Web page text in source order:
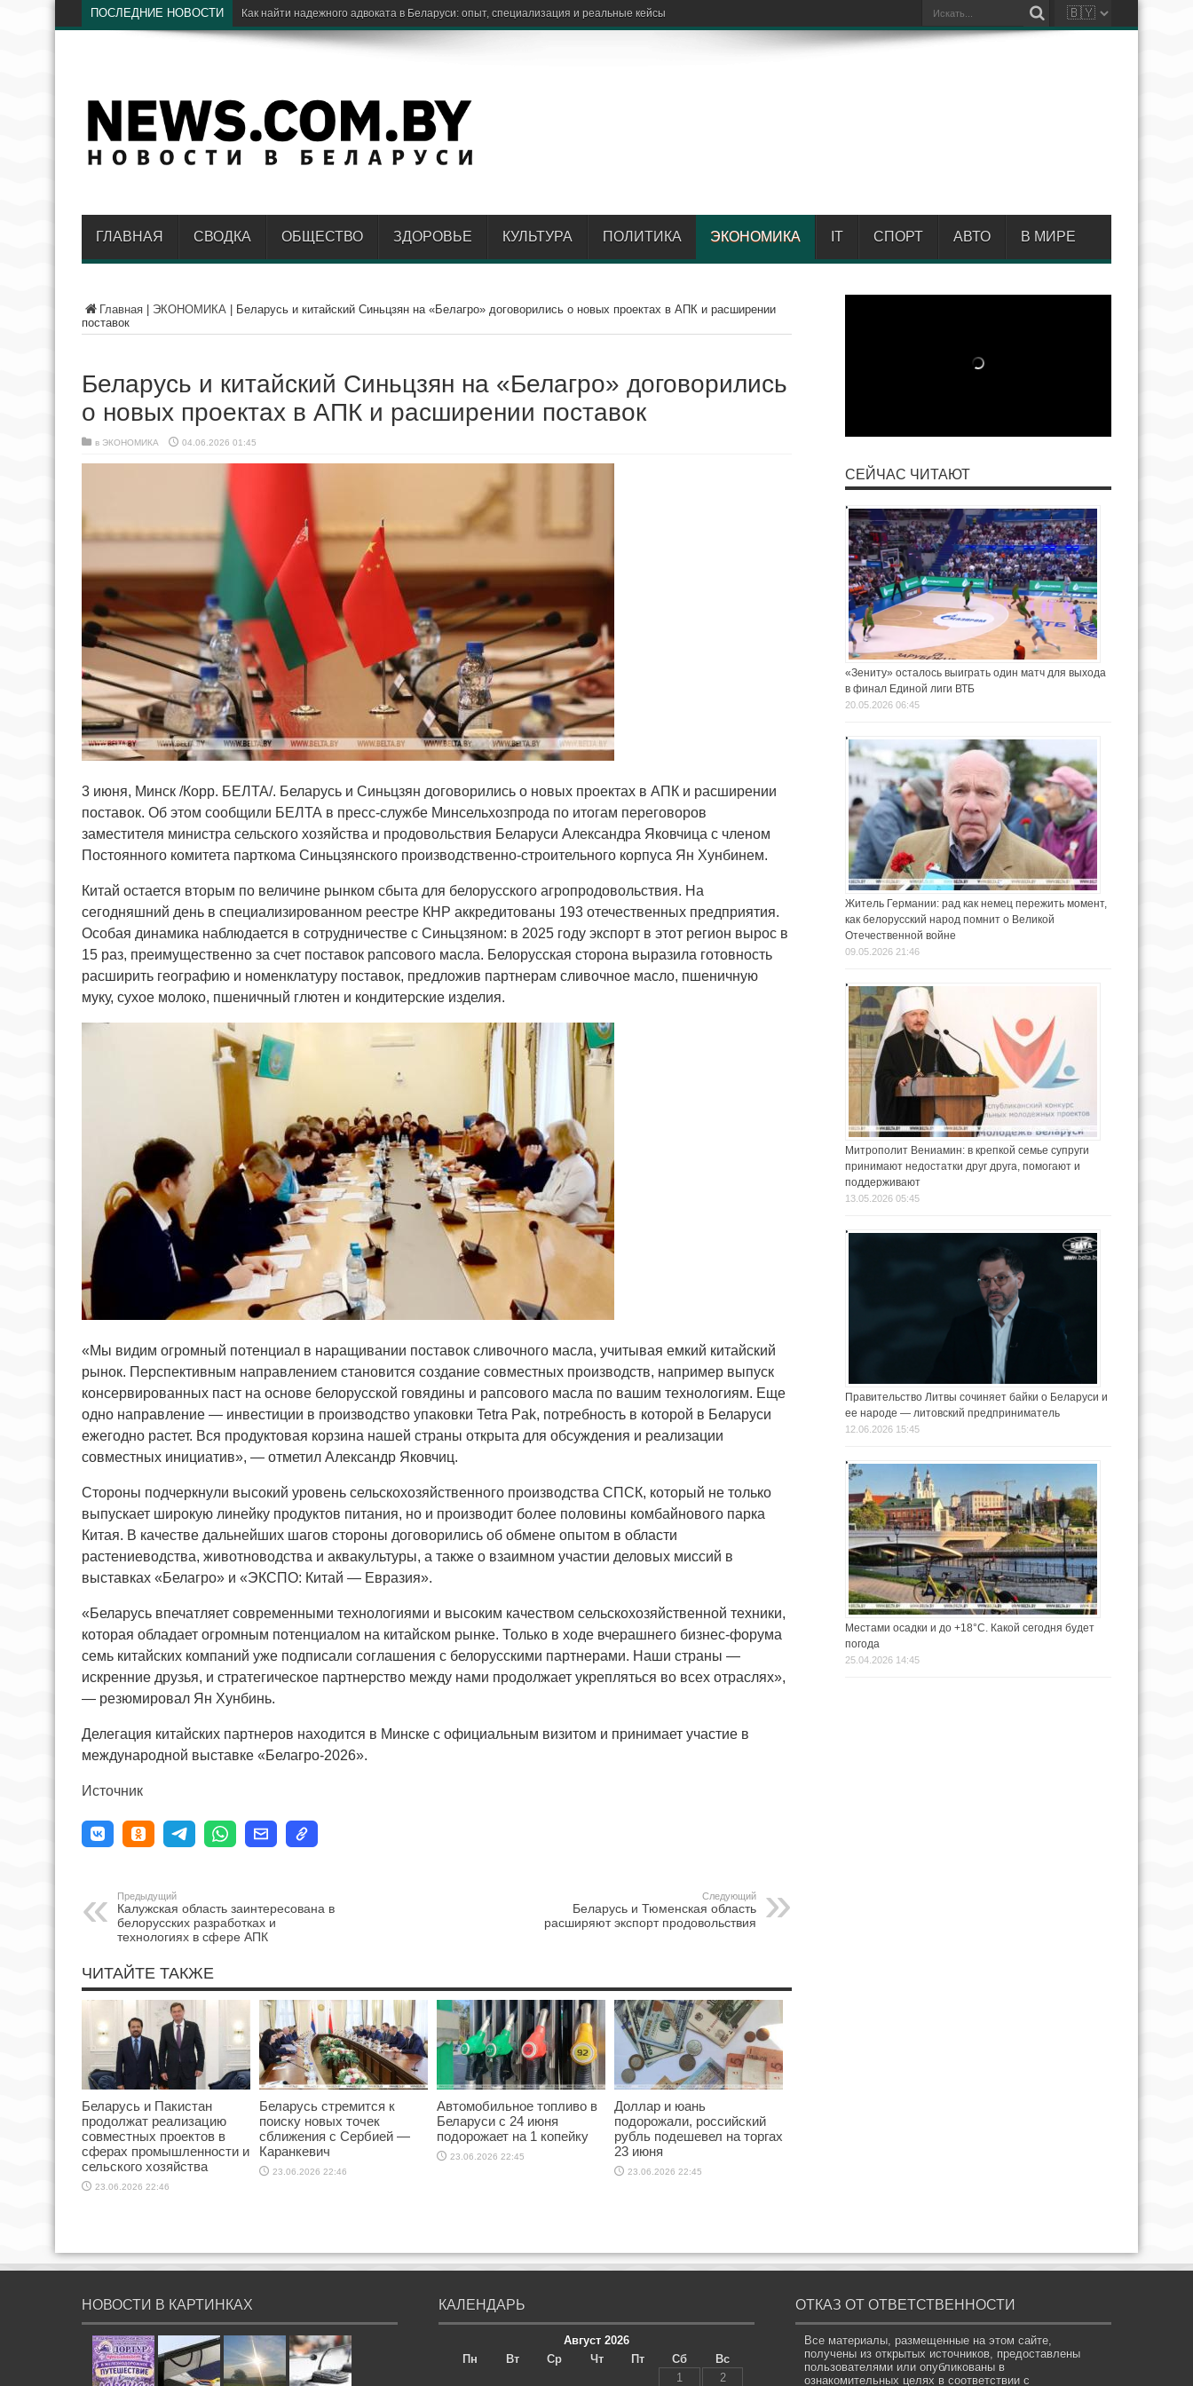
ПОСЛЕДНИЕ НОВОСТИ Электр
ГЛАВНАЯ СВОДКА ОБЩЕСТВО ЗДОРОВЬЕ КУЛЬТУРА ПОЛИТИКА ЭКОНОМИКА IT СПОРТ АВТО В МИРЕ
Главная ЭКОНОМИКА
Беларусь и китайский Синьцзян на «Белагро» договорились о новых проектах в АПК и расширении
поставок
Беларусь и китайский Синьцзян на «Белагро» договорились
о новых проектах в АПК и расширении поставок
в ЭКОНОМИКА 04.06.2026 01:45
3 июня, Минск /Корр. БЕЛТА/. Беларусь и Синьцзян договорились о новых проектах в АПК и расширении
поставок. Об этом сообщили БЕЛТА в пресс-службе Минсельхозпрода по итогам переговоров
заместителя министра сельского хозяйства и продовольствия Беларуси Александра Яковчица с членом
Постоянного комитета парткома Синьцзянского производственно-строительного корпуса Ян Хунбинем.
Китай остается вторым по величине рынком сбыта для белорусского агропродовольствия. На
сегодняшний день в специализированном реестре КНР аккредитованы 193 отечественных предприятия.
Особая динамика наблюдается в сотрудничестве с Синьцзяном: в 2025 году экспорт в этот регион вырос в
15 раз, преимущественно за счет поставок рапсового масла. Белорусская сторона выразила готовность
расширить географию и номенклатуру поставок, предложив партнерам сливочное масло, пшеничную
муку, сухое молоко, пшеничный глютен и кондитерские изделия.
«Мы видим огромный потенциал в наращивании поставок сливочного масла, учитывая емкий китайский
рынок. Перспективным направлением становится создание совместных производств, например выпуск
консервированных паст на основе белорусской говядины и рапсового масла по вашим технологиям. Еще
одно направление — инвестиции в производство упаковки Tetra Pak, потребность в которой в Беларуси
ежегодно растет. Вся продуктовая корзина нашей страны открыта для обсуждения и реализации
совместных инициатив», — отметил Александр Яковчиц.
Стороны подчеркнули высокий уровень сельскохозяйственного производства СПСК, который не только
выпускает широкую линейку продуктов питания, но и производит более половины комбайнового парка
Китая. В качестве дальнейших шагов стороны договорились об обмене опытом в области
растениеводства, животноводства и аквакультуры, а также о взаимном участии деловых миссий в
выставках «Белагро» и «ЭКСПО: Китай — Евразия».
«Беларусь впечатляет современными технологиями и высоким качеством сельскохозяйственной техники,
которая обладает огромным потенциалом на китайском рынке. Только в ходе вчерашнего бизнес-форума
семь китайских компаний уже подписали соглашения с белорусскими партнерами. Наши страны —
искренние друзья, и стратегическое партнерство между нами продолжает укрепляться во всех отраслях»,
— резюмировал Ян Хунбинь.
Делегация китайских партнеров находится в Минске с официальным визитом и принимает участие в
международной выставке «Белагро-2026».
Источник
Предыдущий
Калужская область заинтересована в
белорусских разработках и
технологиях в сфере АПК
Следующий
Беларусь и Тюменская область
расширяют экспорт продовольствия
ЧИТАЙТЕ ТАКЖЕ
Беларусь и Пакистан
продолжат реализацию
совместных проектов в
сферах промышленности и
сельского хозяйства
23.06.2026 22:46
Беларусь стремится к
поиску новых точек
сближения с Сербией —
Каранкевич
23.06.2026 22:46
Автомобильное топливо в
Беларуси с 24 июня
подорожает на 1 копейку
23.06.2026 22:45
Доллар и юань
подорожали, российский
рубль подешевел на торгах
23 июня
23.06.2026 22:45
СЕЙЧАС ЧИТАЮТ
«Зениту» осталось выиграть один матч для выхода
в финал Единой лиги ВТБ
20.05.2026 06:45
Житель Германии: рад как немец пережить момент,
как белорусский народ помнит о Великой
Отечественной войне
09.05.2026 21:46
Митрополит Вениамин: в крепкой семье супруги
принимают недостатки друг друга, помогают и
поддерживают
13.05.2026 05:45
Правительство Литвы сочиняет байки о Беларуси и
ее народе — литовский предприниматель
12.06.2026 15:45
Местами осадки и до +18°С. Какой сегодня будет
погода
25.04.2026 14:45
НОВОСТИ В КАРТИНКАХ КАЛЕНДАРЬ
Август 2026
Пн
Вт Ср Чт Пт Сб
Вс
1
2
ОТКАЗ ОТ ОТВЕТСТВЕННОСТИ
Все материалы, размещенные на этом сайте,
получены из открытых источников, предоставлены
пользователями или опубликованы в
ознакомительных целях в соответствии с